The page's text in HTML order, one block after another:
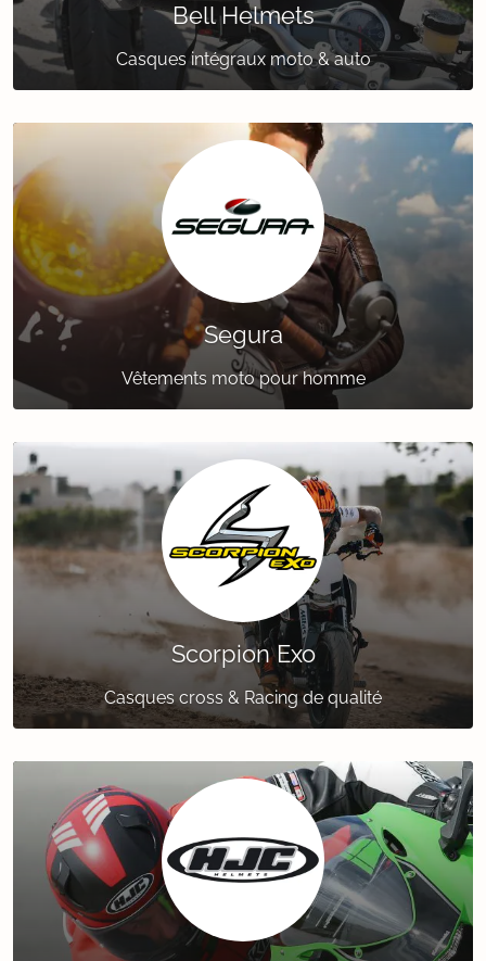
Bell Helmets
Casques intégraux moto & auto
Segura
Vêtements moto pour homme
Scorpion Exo
Casques cross & Racing de qualité